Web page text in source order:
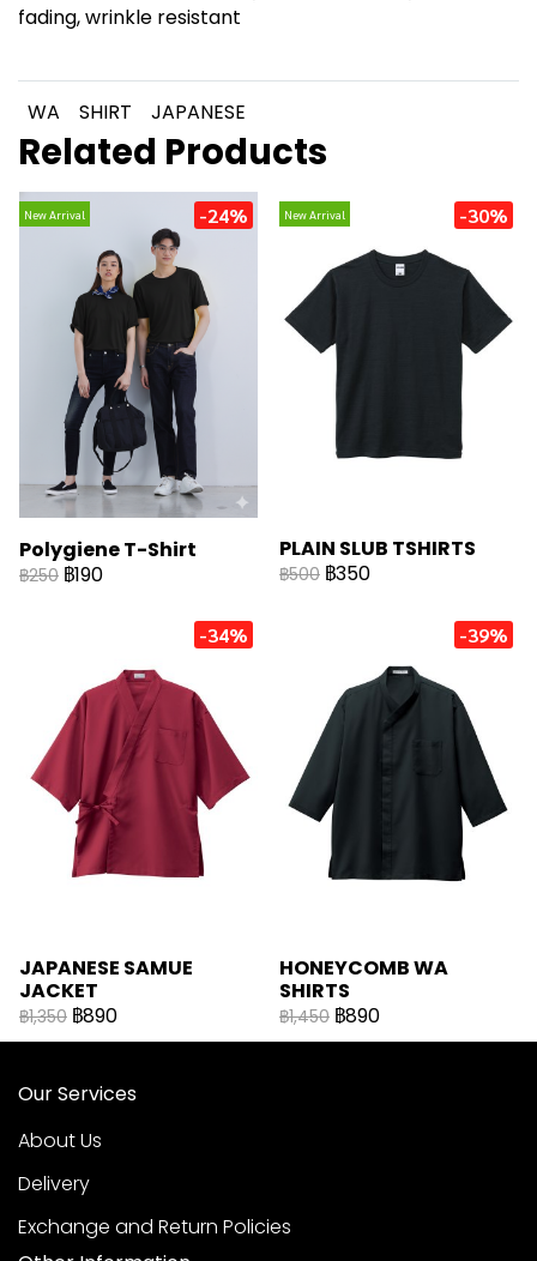
fading, wrinkle resistant
WA SHIRT JAPANESE
Related Products
New Arrival -24%
Polygiene T-Shirt
฿250 ฿190
New Arrival -30%
PLAIN SLUB TSHIRTS
฿500 ฿350
-34%
JAPANESE SAMUE
JACKET
฿1,350 ฿890
-39%
HONEYCOMB WA
SHIRTS
฿1,450 ฿890
Our Services
About Us
Delivery
Exchange and Return Policies